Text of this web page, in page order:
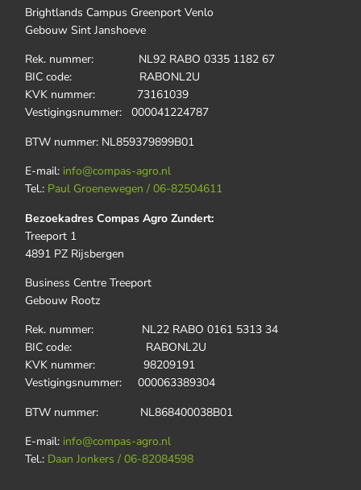
Brightlands Campus Greenport Venlo
Gebouw Sint Janshoeve
Rek. nummer: NL92 RABO 0335 1182 67
BIC code: RABONL2U
KVK nummer: 73161039
Vestigingsnummer: 000041224787
BTW nummer: NL859379899B01
E-mail: info@compas-agro.nl
Tel.: Paul Groenewegen / 06-82504611
Bezoekadres Compas Agro Zundert:
Treeport 1
4891 PZ Rijsbergen
Business Centre Treeport
Gebouw Rootz
Rek. nummer: NL22 RABO 0161 5313 34
BIC code: RABONL2U
KVK nummer: 98209191
Vestigingsnummer: 000063389304
BTW nummer: NL868400038B01
E-mail: info@compas-agro.nl
Tel.: Daan Jonkers / 06-82084598